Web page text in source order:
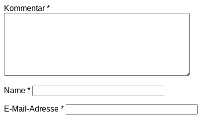
Kommentar *
Name *
E-Mail-Adresse *